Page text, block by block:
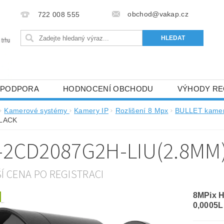
722 008 555 obchod@vakap.cz
PODPORA HODNOCENÍ OBCHODU VÝHODY
Kamerové systémy Kamery IP Rozlišení 8 Mpx
BULLET
CENA PO REGISTRACI
8MPix